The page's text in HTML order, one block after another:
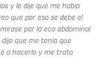
y le dije que me había
que por eso se debe el
por la eco abdominal
que me tenía que
a hacerlo y me trato